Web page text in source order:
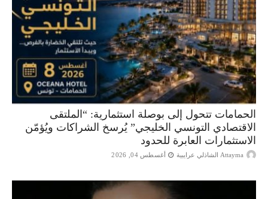
الحمامات تتحول إلى بوصلة استثمارية: “الملتقى
الاقتصادي التونسي الخليجي” يُرسخ الشراكات ويُؤمّن
الاستثمارات العابرة للحدود
Attayma الشاذلي عرايبية أغسطس 04, 2026